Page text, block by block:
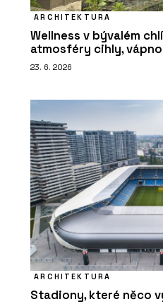
ARCHITEKTURA
Wellness v bývalém
atmosféry cihly,
23. 6. 2026
ARCHITEKTURA
Stadiony, které něco